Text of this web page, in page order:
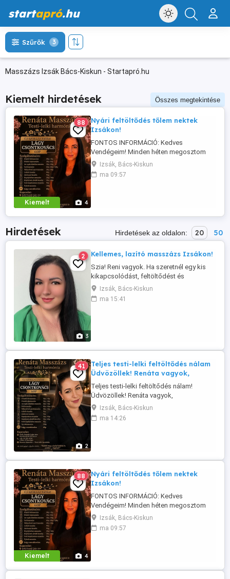
startapró.hu
Masszázs Izsák Bács-Kiskun - Startapró.hu
Szűrők 3
Kiemelt hirdetések Összes megtekintése
Kiemelt 4
88
Nyári feltöltődés tőlem nektek
Izsákon!
FONTOS INFORMÁCIÓ: Kedves
Vendégeim! Minden héten megosztom
veletek, hogy mely napokon tudok egész
nap masszázs időpontokat vállalni.
Ezeken a kiemelt napokon rugalmasabb
Ha szeretnél ...
Izsák, Bács-Kiskun
ma 09:57
Hirdetések Hirdetések az oldalon: 20 50
3
2 Kellemes, lazító masszázs Izsákon!
Szia! Reni vagyok. Ha szeretnél egy kis
kikapcsolódást, feltöltődést és
harmóniát, várlak szeretettel Izsákon,
diszkrét és nyugodt szalonomban.
Minimum 1 órás masszázs, igény szerint
Izsák, Bács-Kiskun
ma 15:41
2
41
Teljes testi-lelki feltöltődés nálam
Üdvözöllek! Renáta vagyok,
Teljes testi-lelki feltöltődés nálam!
Üdvözöllek! Renáta vagyok,
Svédmasszőr, aki hisz abban, hogy a
valódi kikapcsolódás a csendben, a
figyelemben és az érintés harmóniájában
lelassulni, elengedni ...
Izsák, Bács-Kiskun
ma 14:26
Kiemelt 4
88
Nyári feltöltődés tőlem nektek
Izsákon!
FONTOS INFORMÁCIÓ: Kedves
Vendégeim! Minden héten megosztom
veletek, hogy mely napokon tudok egész
nap masszázs időpontokat vállalni.
Ezeken a kiemelt napokon rugalmasabb
Ha szeretnél ...
Izsák, Bács-Kiskun
ma 09:57